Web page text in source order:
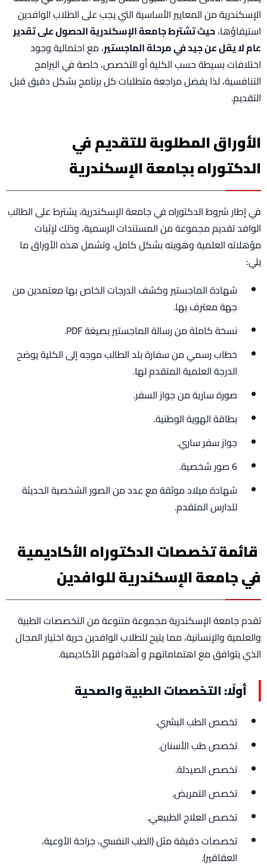
الإسكندرية من المعايير الأساسية التي يجب على الطلاب الوافدين
استيفاؤها،حيث تشترط جامعة الإسكندرية الحصول على تقدير
عام لا يقل عن جيد في مرحلة الماجستير، مع احتمالية وجود
اختلافات بسيطة حسب الكلية أو التخصص، خاصة في البرامج
التنافسية، لذا يفضل مراجعة متطلبات كل برنامج بشكل دقيق قبل
التقديم.
الأوراق المطلوبة للتقديم في
الدكتوراه بجامعة الإسكندرية
في إطار شروط الدكتوراه في جامعة الإسكندرية، يشترط على الطالب
الوافد تقديم مجموعة من المستندات الرسمية، وذلك لإثبات
مؤهلاته العلمية وهويته بشكل كامل، وتشمل هذه الأوراق ما
يلي:
شهادة الماجستير وكشف الدرجات الخاص بها معتمدين من
جهة معترف بها.
نسخة كاملة من رسالة الماجستير بصيغة PDF.
خطاب رسمي من سفارة بلد الطالب موجه إلى الكلية يوضح
الدرجة العلمية المتقدم لها.
صورة سارية من جواز السفر.
بطاقة الهوية الوطنية.
جواز سفر ساري.
6 صور شخصية.
شهادة ميلاد موثقة مع عدد من الصور الشخصية الحديثة
للدارس المتقدم.
قائمة تخصصات الدكتوراه الأكاديمية
في جامعة الإسكندرية للوافدين
تقدم جامعة الإسكندرية مجموعة متنوعة من التخصصات الطبية
والعلمية والإنسانية، مما يتيح للطلاب الوافدين حرية اختيار المجال
الذي يتوافق مع اهتماماتهم و أهدافهم الأكاديمية.
أولًا: التخصصات الطبية والصحية
تخصص الطب البشري.
تخصص طب الأسنان.
تخصص الصيدلة.
تخصص التمريض.
تخصص العلاج الطبيعي.
تخصصات دقيقة مثل (الطب النفسي، جراحة الأوعية،
العقاقير).